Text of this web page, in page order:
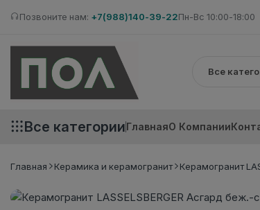
Позвоните нам: +7(988)140-39-22Пн-Вс 10:00-18:00
Все категорииГлавнаяО Компании
Главная Керамика и керамогранит Керамогранит